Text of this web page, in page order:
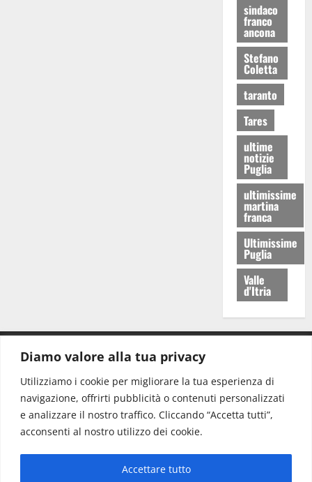
Diamo valore alla tua privacy
Utilizziamo i cookie per migliorare la tua esperienza di
navigazione, offrirti pubblicità o contenuti personalizzati
e analizzare il nostro traffico. Cliccando “Accetta tutti”,
acconsenti al nostro utilizzo dei cookie.
Accettare tutto
sindaco
franco
ancona
Stefano
Coletta
taranto
Tares
ultime
notizie
Puglia
ultimissime
martina
franca
Ultimissime
Puglia
Valle
d'Itria
Redazione: redazione@www.martinasera.it
Direttore:direttore@www.martinasera.it
Info & Commerciale:info@www.martinasera.it